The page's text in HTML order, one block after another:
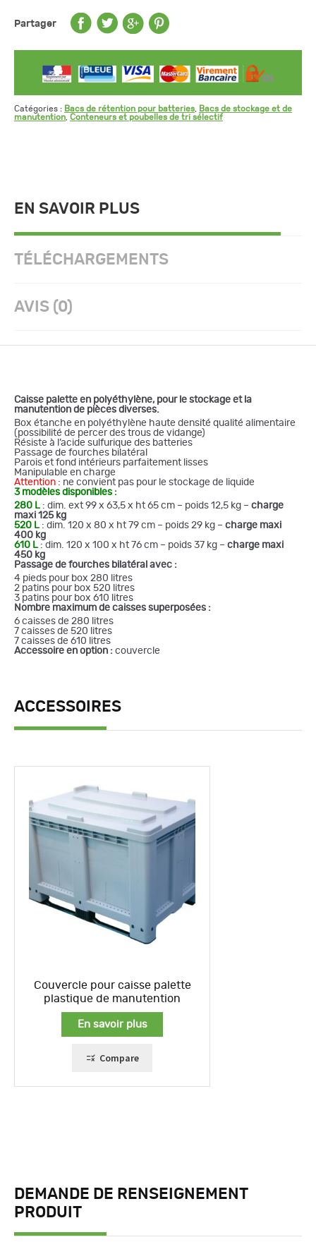
Partager
Catégories : Bacs de rétention pour batteries
Bacs de stockage et de
manutention Conteneurs et poubelles de tri sélectif
EN SAVOIR PLUS
TÉLÉCHARGEMENTS
AVIS (0)
Caisse palette en polyéthylène, pour le stockage et la
manutention de pièces diverses.
Box étanche en polyéthylène haute densité qualité alimentaire
(possibilité de percer des trous de vidange)
Résiste à l’acide sulfurique des batteries
Passage de fourches bilatéral
Parois et fond intérieurs parfaitement lisses
Manipulable en charge
Attention : ne convient pas pour le stockage de liquide
3 modèles disponibles :
280 L : dim. ext 99 x 63,5 x ht 65 cm – poids 12,5 kg – charge
maxi 125 kg
520 L : dim. 120 x 80 x ht 79 cm – poids 29 kg – charge maxi
400 kg
610 L : dim. 120 x 100 x ht 76 cm – poids 37 kg – charge maxi
450 kg
Passage de fourches bilatéral avec :
4 pieds pour box 280 litres
2 patins pour box 520 litres
3 patins pour box 610 litres
Nombre maximum de caisses superposées :
6 caisses de 280 litres
7 caisses de 520 litres
7 caisses de 610 litres
Accessoire en option : couvercle
ACCESSOIRES
Couvercle pour caisse palette
plastique de manutention
En savoir plus
Compare
DEMANDE DE RENSEIGNEMENT
PRODUIT